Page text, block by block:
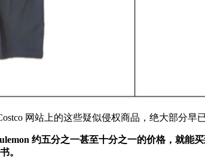
网站上的这些疑似侵权商品，绝大部分早
约五分之一甚至十分之一的价格，就能
。